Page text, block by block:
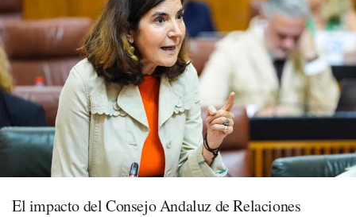
El impacto del Consejo Andaluz de Relaciones